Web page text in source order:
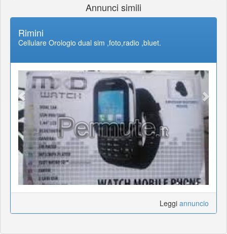
Annunci simili
Rimini
Cellulare Orologio dual sim ,foto,radio ,bluet.
Leggi annuncio